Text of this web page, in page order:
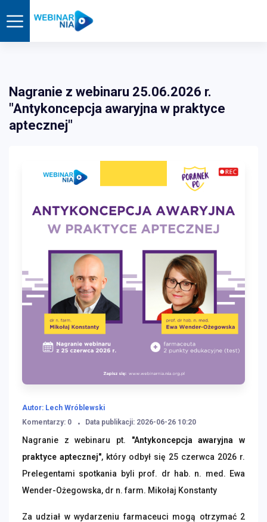
Nagranie z webinaru 25.06.2026 r.
"Antykoncepcja awaryjna w praktyce
aptecznej"
Autor: Lech Wróblewski
Komentarzy: 0
Data publikacji: 2026-06-26 10:20
Nagranie z webinaru pt. "Antykoncepcja awaryjna w
praktyce aptecznej", który odbył się 25 czerwca 2026 r.
Prelegentami spotkania byli prof. dr hab. n. med. Ewa
Wender-Ożegowska, dr n. farm. Mikołaj Konstanty
Za udział w wydarzeniu farmaceuci mogą otrzymać 2